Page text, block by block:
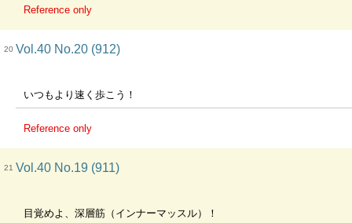
Reference only
20 Vol.40 No.20 (912)
いつもより速く歩こう！
Reference only
21 Vol.40 No.19 (911)
目覚めよ、深層筋（インナーマッスル）！